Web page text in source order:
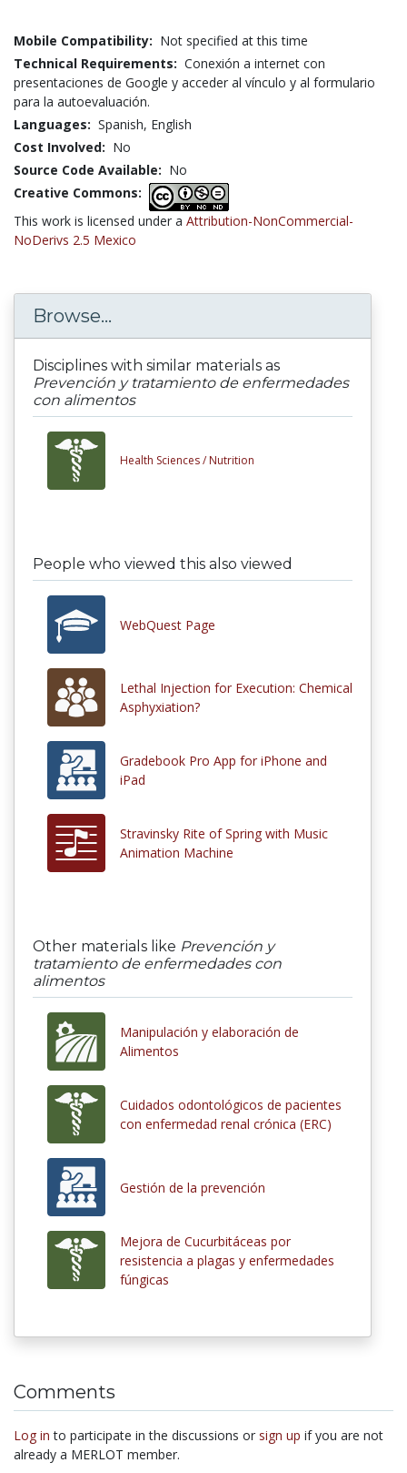
Mobile Compatibility: Not specified at this time
Technical Requirements: Conexión a internet con
presentaciones de Google y acceder al vínculo y al formulario
para la autoevaluación.
Languages: Spanish, English
Cost Involved: No
Source Code Available: No
Creative Commons:
This work is licensed under a Attribution-NonCommercial-
NoDerivs 2.5 Mexico
Browse...
Disciplines with similar materials as
Prevención y tratamiento de enfermedades
con alimentos
Health Sciences / Nutrition
People who viewed this also viewed
WebQuest Page
Lethal Injection for Execution: Chemical
Asphyxiation?
Gradebook Pro App for iPhone and
iPad
Stravinsky Rite of Spring with Music
Animation Machine
Other materials like Prevención y
tratamiento de enfermedades con
alimentos
Manipulación y elaboración de
Alimentos
Cuidados odontológicos de pacientes
con enfermedad renal crónica (ERC)
Gestión de la prevención
Mejora de Cucurbitáceas por
resistencia a plagas y enfermedades
fúngicas
Comments
Log in to participate in the discussions or sign up if you are not
already a MERLOT member.